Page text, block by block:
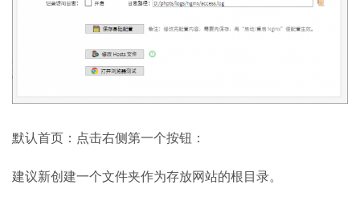
默认首页：点击右侧第一个按钮：
建议新创建一个文件夹作为存放网站的根目录。